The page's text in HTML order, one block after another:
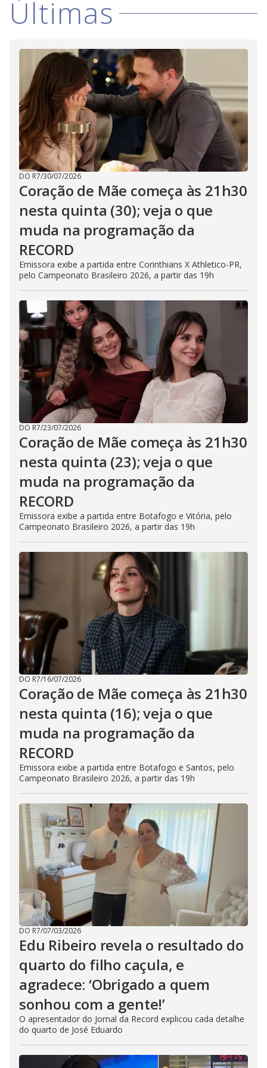
i
d
e
o
Últimas
DO R7/30/07/2026
Coração de Mãe começa às 21h30
nesta quinta (30); veja o que
muda na programação da
RECORD
Emissora exibe a partida entre Corinthians X Athletico-PR,
pelo Campeonato Brasileiro 2026, a partir das 19h
DO R7/23/07/2026
Coração de Mãe começa às 21h30
nesta quinta (23); veja o que
muda na programação da
RECORD
Emissora exibe a partida entre Botafogo e Vitória, pelo
Campeonato Brasileiro 2026, a partir das 19h
DO R7/16/07/2026
Coração de Mãe começa às 21h30
nesta quinta (16); veja o que
muda na programação da
RECORD
Emissora exibe a partida entre Botafogo e Santos, pelo
Campeonato Brasileiro 2026, a partir das 19h
DO R7/07/03/2026
Edu Ribeiro revela o resultado do
quarto do filho caçula, e
agradece: ‘Obrigado a quem
sonhou com a gente!’
O apresentador do Jornal da Record explicou cada detalhe
do quarto de José Eduardo